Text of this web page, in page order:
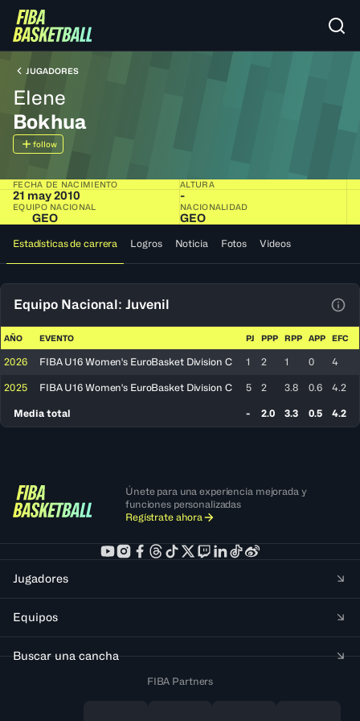
JUGADORES
Elene
Bokhua
follow
FECHA DE NACIMIENTO
21 may 2010
ALTURA
-
EQUIPO NACIONAL
GEO
NACIONALIDAD
GEO
Estadísticas de carrera Logros Noticia Fotos Videos
Equipo Nacional: Juvenil
AÑO EVENTO PJ PPP RPP APP EFC
2026 FIBA U16 Women's EuroBasket Division C 1 2 1 0 4
2025 FIBA U16 Women's EuroBasket Division C 5 2 3.8 0.6 4.2
Media total - 2.0 3.3 0.5 4.2
Únete para una experiencia mejorada y
funciones personalizadas
Regístrate ahora
Jugadores
Equipos
Buscar una cancha
FIBA Partners